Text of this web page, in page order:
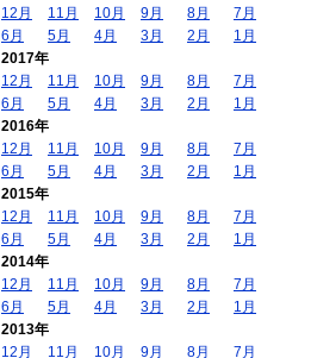
12月
11月 10月 9月 8月
7月
6月
5月 4月 3月 2月
1月
2017年
12月
11月 10月 9月 8月
7月
6月
5月 4月 3月 2月
1月
2016年
12月
11月 10月 9月 8月
7月
6月
5月 4月 3月 2月
1月
2015年
12月
11月 10月 9月 8月
7月
6月
5月 4月 3月 2月
1月
2014年
12月
11月 10月 9月 8月
7月
6月
5月 4月 3月 2月
1月
2013年
12月
11月 10月 9月 8月 7月